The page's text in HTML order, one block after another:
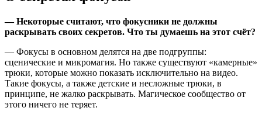
— Некоторые считают, что фокусники не должны
раскрывать своих секретов. Что ты думаешь на этот счёт?
— Фокусы в основном делятся на две подгруппы:
сценические и микромагия. Но также существуют «камерные»
трюки, которые можно показать исключительно на видео.
Такие фокусы, а также детские и несложные трюки, в
принципе, не жалко раскрывать. Магическое сообщество от
этого ничего не теряет.